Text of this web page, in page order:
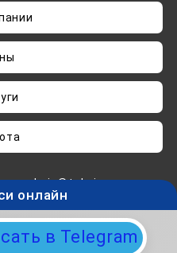
наadmin@taksisvo.ru
© 05.2025-2026.
сайте носит
характер и не
онлайн